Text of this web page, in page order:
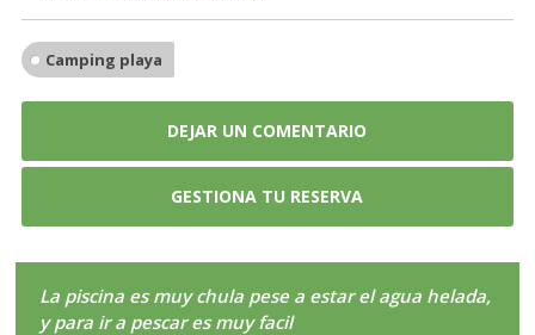
Camping playa
DEJAR UN COMENTARIO
GESTIONA TU RESERVA
La piscina es muy chula pese a estar el agua helada,
y para ir a pescar es muy facil